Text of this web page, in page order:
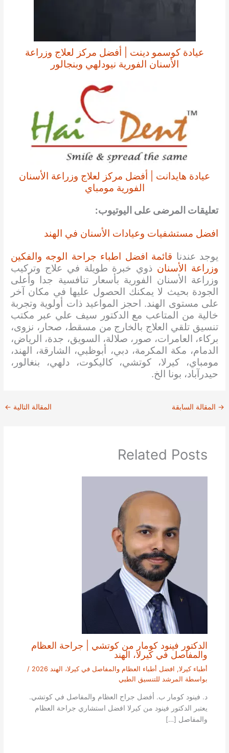
عيادة كوسمو دينت | أفضل مركز لعلاج وزراعة
الأسنان الفورية نيودلهي وبنجالور
عيادة هايدانت | أفضل مركز لعلاج وزراعة الأسنان
الفورية مومباي
تعليقات المرضى على اليوتيوب:
افضل مستشفيات وعيادات الأسنان في الهند
يوجد عندنا قائمة افضل اطباء جراحة الوجه والفكين
وزراعة الأسنان ذوي خبرة طويلة في علاج وتركيب
وزراعة الأسنان الفورية بأسعار تنافسية جدا وأعلى
الجودة بحيث لا يمكنك الحصول عليها في مكان آخر
على مستوى الهند. احجز المواعيد ذات أولوية وتجربة
خالية من المتاعب مع الدكتور سيف علي عبر مكتب
تنسيق تلقي العلاج بالخارج من مسقط، صحار، نزوى،
بركاء، العامرات، صور، صلالة، السويق، جدة، الرياض،
الدمام، مكة المكرمة، دبي، أبوظبي، الشارقة، الهند،
مومباي، كيرلا، كوتشي، كاليكوت، دلهي، بنغالور،
حيدرآباد، بونا الخ.
→ المقالة السابقة المقالة التالية ←
Related Posts
الدكتور فينود كومار من كوتشي | جراحة العظام
والمفاصل في كيرلا، الهند
أطباء كيرلا, افضل أطباء العظام والمفاصل في كيرلا، الهند 2026
/
بواسطة المرشد للتنسيق الطبي
د. فينود كومار ب. أفضل جراح العظام والمفاصل في كوتشي.
يعتبر الدكتور فينود من كيرلا افضل استشاري جراحة العظام
والمفاصل […]